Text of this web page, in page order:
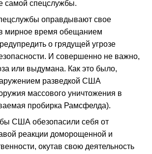
самой спецслужбы.
оправдывают свое
мирное время обещанием
о грядущей угрозе
И совершенно не важно,
или выдумана. Как это было,
разведкой США
массового уничтожения в
пробирка Рамсфелда).
США обезопасили себя от
реакции доморощенной и
окутав свою деятельность